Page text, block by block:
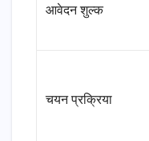
आवेदन शुल्क
चयन प्रक्रिया